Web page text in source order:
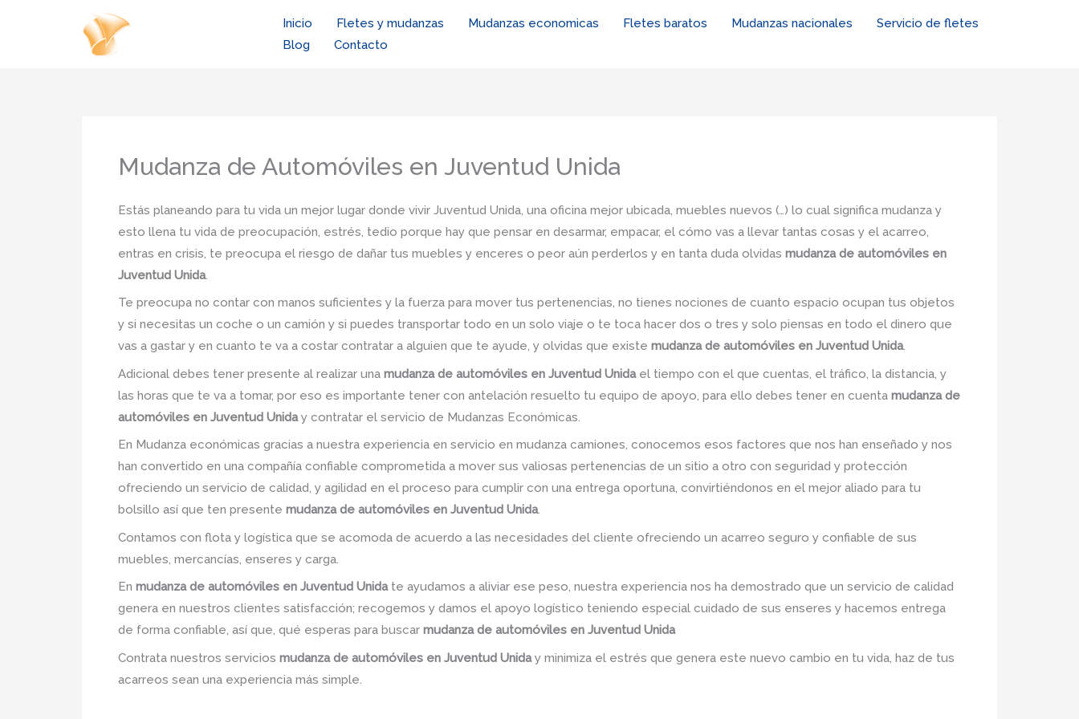
Inicio Fletes y mudanzas Mudanzas economicas Fletes baratos Mudanzas nacionales
Servicio de fletes
Blog
Contacto
Mudanza de Automóviles en Juventud Unida
Estás planeando para tu vida un mejor lugar donde vivir Juventud Unida, una oficina mejor ubicada, muebles nuevos (…) lo cual significa mudanza y
esto llena tu vida de preocupación, estrés, tedio porque hay que pensar en desarmar, empacar, el cómo vas a llevar tantas cosas y el acarreo,
entras en crisis, te preocupa el riesgo de dañar tus muebles y enceres o peor aún perderlos y en tanta duda olvidas mudanza de automóviles en
Juventud Unida.
Te preocupa no contar con manos suficientes y la fuerza para mover tus pertenencias, no tienes nociones de cuanto espacio ocupan tus objetos
y si necesitas un coche o un camión y si puedes transportar todo en un solo viaje o te toca hacer dos o tres y solo piensas en todo el dinero que
vas a gastar y en cuanto te va a costar contratar a alguien que te ayude, y olvidas que existe mudanza de automóviles en Juventud Unida.
Adicional debes tener presente al realizar una mudanza de automóviles en Juventud Unidael tiempo con el que cuentas, el tráfico, la distancia, y
las horas que te va a tomar, por eso es importante tener con antelación resuelto tu equipo de apoyo, para ello debes tener en cuenta mudanza de
automóviles en Juventud Uniday contratar el servicio de Mudanzas Económicas.
En Mudanza económicas gracias a nuestra experiencia en servicio en mudanza camiones, conocemos esos factores que nos han enseñado y nos
han convertido en una compañía confiable comprometida a mover sus valiosas pertenencias de un sitio a otro con seguridad y protección
ofreciendo un servicio de calidad, y agilidad en el proceso para cumplir con una entrega oportuna, convirtiéndonos en el mejor aliado para tu
bolsillo así que ten presente mudanza de automóviles en Juventud Unida.
Contamos con flota y logística que se acomoda de acuerdo a las necesidades del cliente ofreciendo un acarreo seguro y confiable de sus
muebles, mercancías, enseres y carga.
En mudanza de automóviles en Juventud Unidate ayudamos a aliviar ese peso, nuestra experiencia nos ha demostrado que un servicio de calidad
genera en nuestros clientes satisfacción; recogemos y damos el apoyo logístico teniendo especial cuidado de sus enseres y hacemos entrega
de forma confiable, así que, qué esperas para buscar mudanza de automóviles en Juventud Unida
Contrata nuestros servicios mudanza de automóviles en Juventud Uniday minimiza el estrés que genera este nuevo cambio en tu vida, haz de tus
acarreos sean una experiencia más simple.